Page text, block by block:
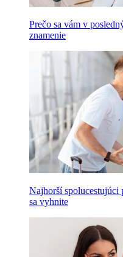
Prečo sa vám v
znamenie
Najhorší
sa vyhnite